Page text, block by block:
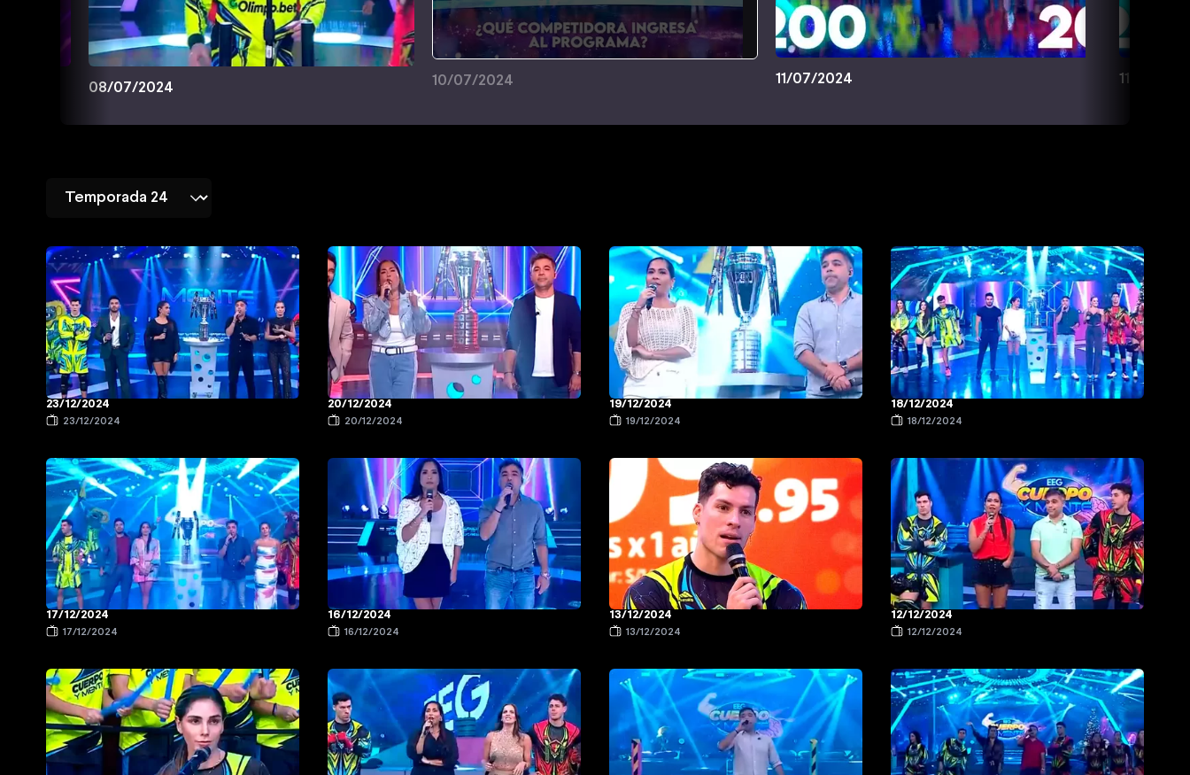
08/07/2024
10/07/2024 11/07/2024 11/07/
23/12/2024
23/12/2024
20/12/2024
20/12/2024
19/12/2024
19/12/2024
18/12/2024
18/12/2024
17/12/2024
17/12/2024
16/12/2024
16/12/2024
13/12/2024
13/12/2024
12/12/2024
12/12/2024